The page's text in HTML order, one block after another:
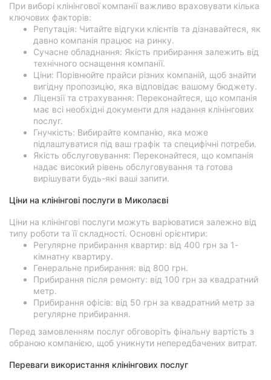
При виборі клінінгової компанії важливо враховувати кілька
ключових факторів:
Репутація: Читайте відгуки клієнтів та дізнавайтеся, як
давно компанія працює на ринку.
Сучасне обладнання: Якість прибирання залежить від
технічного оснащення компанії.
Ціни: Порівнюйте прайси різних компаній, щоб знайти
вигідну пропозицію, яка відповідає вашому бюджету.
Ліцензії та страхування: Переконайтеся, що компанія
має всі необхідні документи для надання клінінгових
послуг.
Гнучкість: Вибирайте компанію, яка може
підлаштуватися під ваш графік та специфічні потреби.
Якість обслуговування: Переконайтеся, що компанія
надає високий рівень обслуговування та готова
вирішувати будь-які ваші запити.
Ціни на клінінгові послуги в Миколаєві
Ціни на клінінгові послуги можуть варіюватися залежно від
типу роботи та її складності. Основні орієнтири:
Регулярне прибирання квартир: від 400 грн за 1-
кімнатну квартиру.
Генеральне прибирання: від 800 грн.
Прибирання після ремонту: від 100 грн за квадратний
метр.
Прибирання офісів: від 50 грн за квадратний метр за
регулярне прибирання.
Перед замовленням послуг обговоріть фінальну вартість з
обраною компанією, щоб уникнути непередбачених витрат.
Переваги використання клінінгових послуг